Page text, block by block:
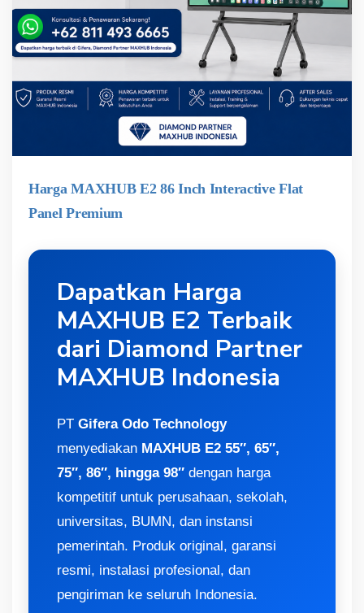
Harga MAXHUB E2 86 Inch Interactive Flat
Panel Premium
Dapatkan Harga
MAXHUB E2 Terbaik
dari Diamond Partner
MAXHUB Indonesia
PT Gifera Odo Technology
menyediakan MAXHUB E2 55″, 65″,
75″, 86″, hingga 98″ dengan harga
kompetitif untuk perusahaan, sekolah,
universitas, BUMN, dan instansi
pemerintah. Produk original, garansi
resmi, instalasi profesional, dan
pengiriman ke seluruh Indonesia.